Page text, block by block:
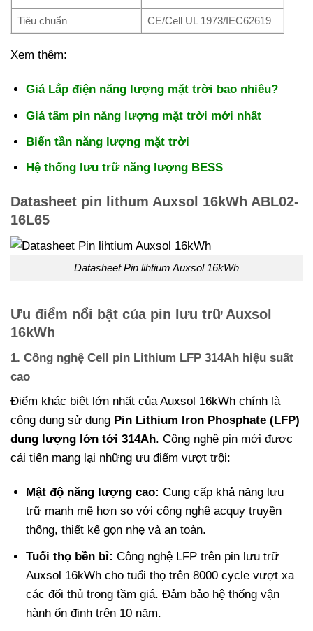
Tiêu chuẩn CE/Cell UL 1973/IEC62619
Xem thêm:
Giá Lắp điện năng lượng mặt trời bao nhiêu?
Giá tấm pin năng lượng mặt trời mới nhất
Biến tần năng lượng mặt trời
Hệ thống lưu trữ năng lượng BESS
Datasheet pin lithum Auxsol 16kWh ABL02-
16L65
Datasheet Pin lihtium Auxsol 16kWh
Ưu điểm nổi bật của pin lưu trữ Auxsol
16kWh
1. Công nghệ Cell pin Lithium LFP 314Ah hiệu suất
cao
Điểm khác biệt lớn nhất của Auxsol 16kWh chính là
công dụng sử dụng Pin Lithium Iron Phosphate (LFP)
dung lượng lớn tới 314Ah. Công nghệ pin mới được
cải tiến mang lại những ưu điểm vượt trội:
Mật độ năng lượng cao: Cung cấp khả năng lưu
trữ mạnh mẽ hơn so với công nghệ acquy truyền
thống, thiết kế gọn nhẹ và an toàn.
Tuổi thọ bền bỉ: Công nghệ LFP trên pin lưu trữ
Auxsol 16kWh cho tuổi thọ trên 8000 cycle vượt xa
các đối thủ trong tầm giá. Đảm bảo hệ thống vận
hành ổn định trên 10 năm.